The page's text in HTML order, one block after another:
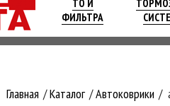
ТО И
ФИЛЬТРА
Главная Каталог Автоковрики